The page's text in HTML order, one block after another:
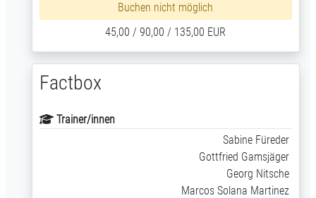
Buchen nicht möglich
45,00 / 90,00 / 135,00 EUR
Factbox
Trainer/innen
Sabine Füreder
Gottfried Gamsjäger
Georg Nitsche
Marcos Solana Martinez